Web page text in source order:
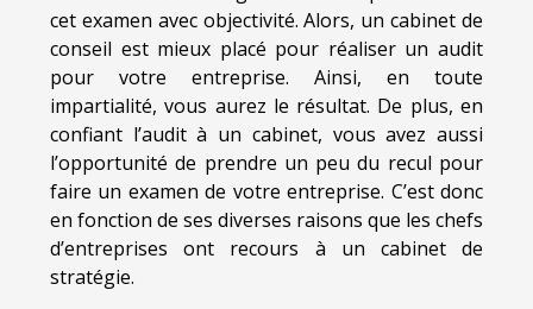
cet examen avec objectivité. Alors, un cabinet de
conseil est mieux placé pour réaliser un audit
pour votre entreprise. Ainsi, en toute
impartialité, vous aurez le résultat. De plus, en
confiant l’audit à un cabinet, vous avez aussi
l’opportunité de prendre un peu du recul pour
faire un examen de votre entreprise. C’est donc
en fonction de ses diverses raisons que les chefs
d’entreprises ont recours à un cabinet de
stratégie.